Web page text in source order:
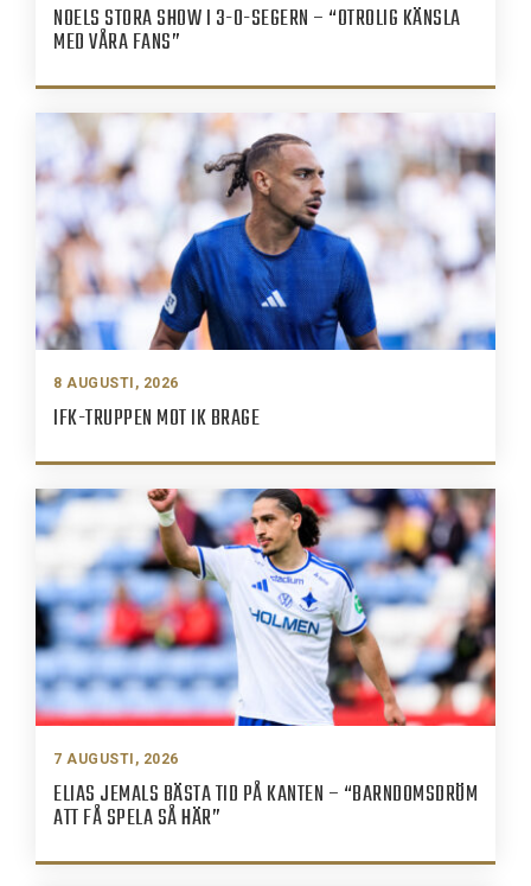
NOELS STORA SHOW I 3-0-SEGERN – “OTROLIG KÄNSLA
MED VÅRA FANS”
8 AUGUSTI, 2026
IFK-TRUPPEN MOT IK BRAGE
7 AUGUSTI, 2026
ELIAS JEMALS BÄSTA TID PÅ KANTEN – “BARNDOMSDRÖM
ATT FÅ SPELA SÅ HÄR”